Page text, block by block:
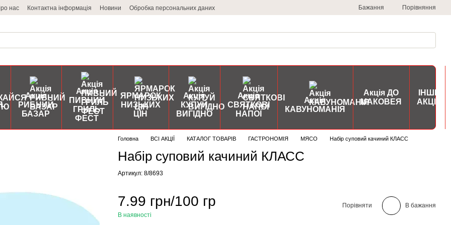
нас Контактна інформація Новини Обробка персональних даних Бажання Порівняння
Акція
РИБНИЙ
БАЗАР
Акція
ПИВНИЙ
ГРИЛЬ
ФЕСТ
ЯРМАРОК
НИЗЬКИХ
ЦІН
Акція
КУПУЙ
ВИГІДНО
Акція
СВЯТКОВІ
НАПОЇ
Акція
КАВУНОМАНІЯ
Акція ДО
МАКОВЕЯ
ІНШІ
АКЦІЇ
Головна ВСІ АКЦІЇ КАТАЛОГ ТОВАРІВ ГАСТРОНОМІЯ МЯСО Набір суповий качиний КЛАСС
Набір суповий качиний КЛАСС
Артикул: 8/8693
7.99 грн/100 гр
В наявності
Порівняти В бажання